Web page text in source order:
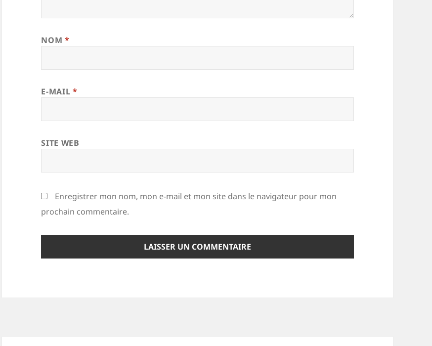
NOM *
E-MAIL *
SITE WEB
Enregistrer mon nom, mon e-mail et mon site dans le navigateur pour mon
prochain commentaire.